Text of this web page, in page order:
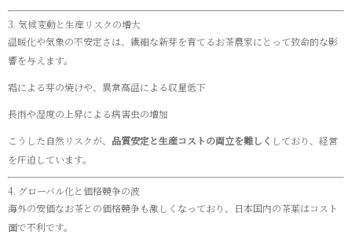
3. 気候変動と生産リスクの増大
温暖化や気象の不安定さは、繊細な新芽を育てるお茶農家にとって致命的な影
響を与えます。
霜による芽の焼けや、異常高温による収量低下
長雨や湿度の上昇による病害虫の増加
こうした自然リスクが、 品質安定と生産コストの両立を難しく しており、経営
を圧迫しています。
4. グローバル化と価格競争の波
海外の安価なお茶との価格競争も激しくなっており、日本国内の茶葉はコスト
面で不利です。